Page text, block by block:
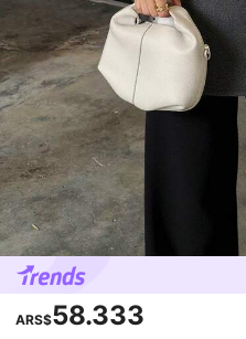
ARS$58.333